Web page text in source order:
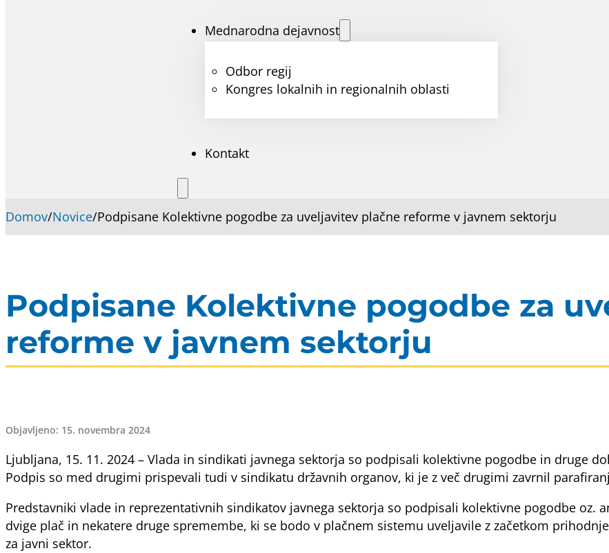
Mednarodna dejavnost
Odbor regij
Kongres lokalnih in regionalnih oblasti
Kontakt
Domov/Novice/Podpisane Kolektivne pogodbe za uveljavitev plačne reforme v javnem sektorju
Podpisane Kolektivne pogodbe za
reforme v javnem sektorju
Objavljeno: 15. novembra 2024
Ljubljana, 15. 11. 2024 – Vlada in sindikati javnega sektorja so podpisali kolektivne pogodbe in druge
Podpis so med drugimi prispevali tudi v sindikatu državnih organov, ki je z več drugimi zavrnil
Predstavniki vlade in reprezentativnih sindikatov javnega sektorja so podpisali kolektivne pogodbe oz.
dvige plač in nekatere druge spremembe, ki se bodo v plačnem sistemu uveljavile z začetkom
za javni sektor.